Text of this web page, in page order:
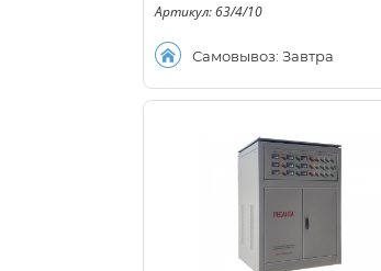
Самовывоз: Завтра
Артикул: 63/4/10